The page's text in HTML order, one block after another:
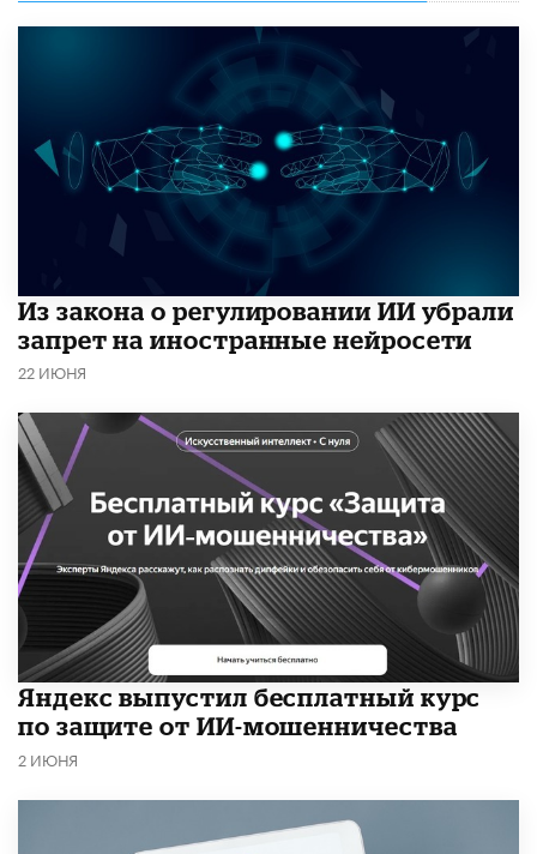
Из закона о регулировании ИИ убрали
запрет на иностранные нейросети
22 ИЮНЯ
​Яндекс выпустил бесплатный курс
по защите от ИИ-мошенничества
2 ИЮНЯ